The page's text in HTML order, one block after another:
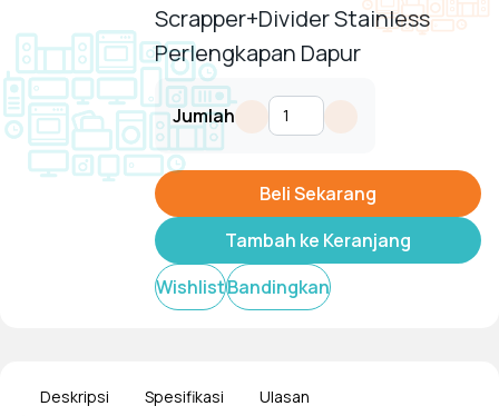
Tampilkan
Scrapper+Divider Stainless
Perlengkapan Dapur
Jumlah
Beli Sekarang
Tambah ke Keranjang
WishlistBandingkan
Deskripsi Spesifikasi Ulasan